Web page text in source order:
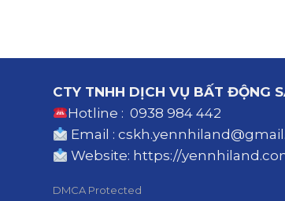
CTY TNHH DỊCH VỤ BẤT ĐỘNG
Hotline : 0938 984 442
Email :
Website: https://
DMCA Protected